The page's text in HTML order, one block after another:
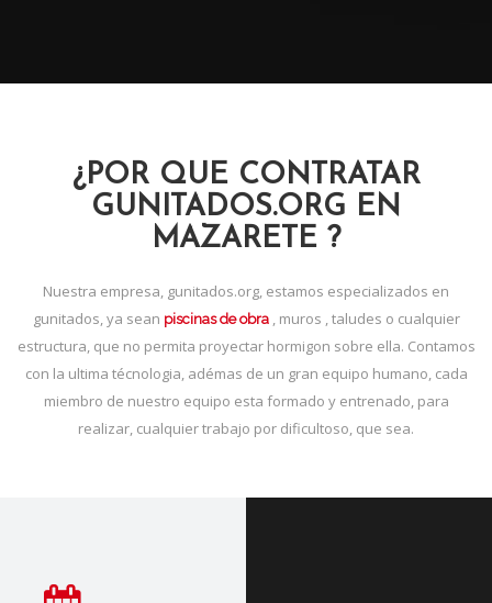
¿POR QUE CONTRATAR
GUNITADOS.ORG EN
MAZARETE ?
Nuestra empresa, gunitados.org, estamos especializados en
gunitados, ya sean piscinas de obra, muros , taludes o cualquier
estructura, que no permita proyectar hormigon sobre ella. Contamos
con la ultima técnologia, adémas de un gran equipo humano, cada
miembro de nuestro equipo esta formado y entrenado, para
realizar, cualquier trabajo por dificultoso, que sea.